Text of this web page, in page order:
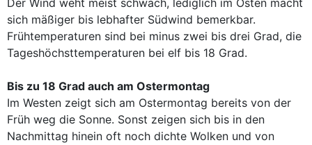
Der Wind weht meist schwach, lediglich im Osten macht
sich mäßiger bis lebhafter Südwind bemerkbar.
Frühtemperaturen sind bei minus zwei bis drei Grad, die
Tageshöchsttemperaturen bei elf bis 18 Grad.
Bis zu 18 Grad auch am Ostermontag
Im Westen zeigt sich am Ostermontag bereits von der
Früh weg die Sonne. Sonst zeigen sich bis in den
Nachmittag hinein oft noch dichte Wolken und von